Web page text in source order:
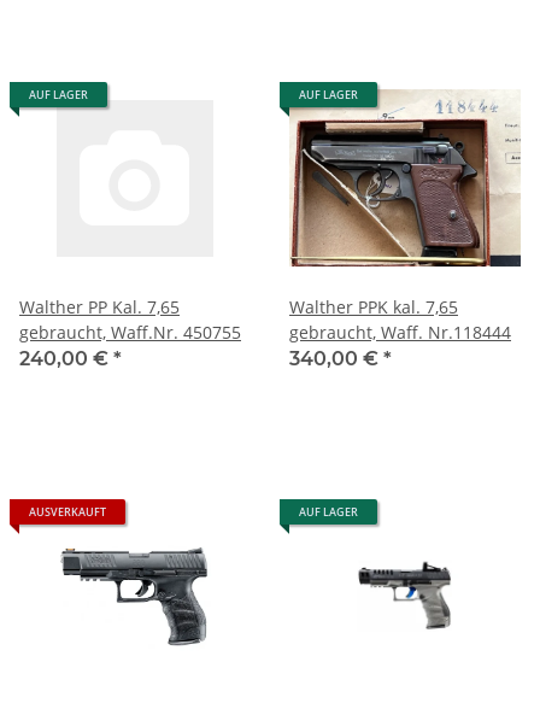
AUF LAGER
Walther PP Kal. 7,65
gebraucht, Waff.Nr. 450755
240,00 € *
AUF LAGER
Walther PPK kal. 7,65
gebraucht, Waff. Nr.118444
340,00 € *
AUSVERKAUFT AUF LAGER